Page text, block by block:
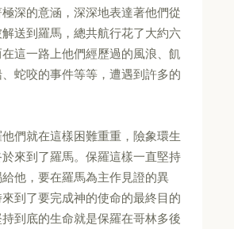
極深的意涵，深深地表達著他們從
送到羅馬，總共航行花了大約六
這一路上他們經歷過的風浪、飢
蛇咬的事件等等，遭遇到許多的
們就在這樣困難重重，險象環生
來到了羅馬。保羅這樣一直堅持
他，要在羅馬為主作見證的異
到了要完成神的使命的最終目的
到底的生命就是保羅在哥林多後